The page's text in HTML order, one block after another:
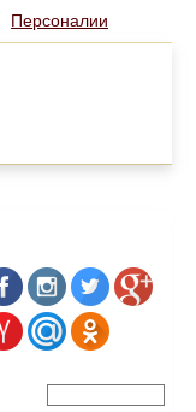
Персоналии